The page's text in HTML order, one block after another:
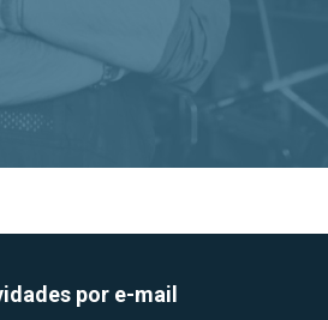
por e-mail